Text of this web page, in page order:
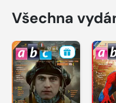
Všechna